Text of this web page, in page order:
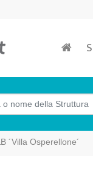
´Villa Osperellone´